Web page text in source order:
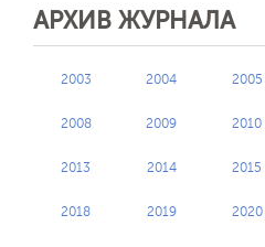
АРХИВ ЖУРНАЛА
2003 2004 2005
2008 2009 2010
2013 2014 2015
2018 2019 2020